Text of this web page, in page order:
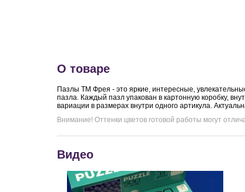
О товаре
Пазлы ТМ Фрея - это яркие, интересные,
пазла. Каждый пазл упакован в картонную коробку,
вариации в размерах внутри одного артикула.
Внимание! Оттенки цветов готовой работы могут
Видео